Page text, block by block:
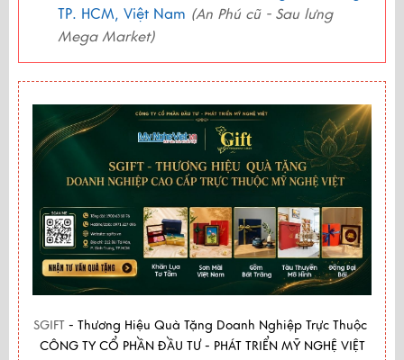
TP. HCM, Việt Nam (An Phú cũ - Sau lưng
Mega Market)
SGIFT - Thương Hiệu Quà Tặng Doanh Nghiệp Trực Thuộc
CÔNG TY CỔ PHẦN ĐẦU TƯ - PHÁT TRIỂN MỸ NGHỆ VIỆT